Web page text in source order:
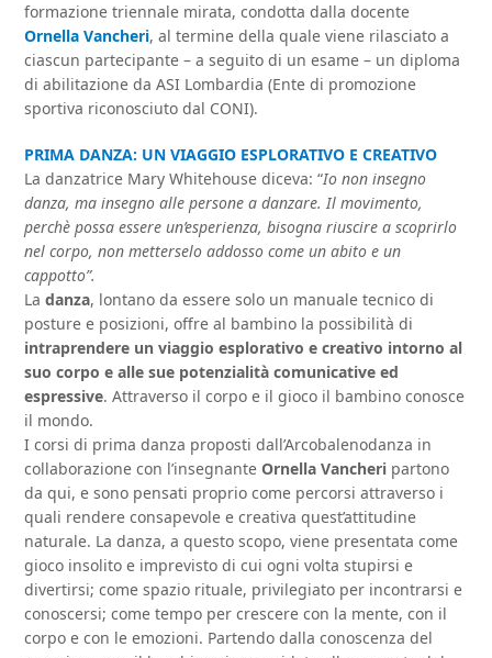
formazione triennale mirata, condotta dalla docente
Ornella Vancheri, al termine della quale viene rilasciato a
ciascun partecipante – a seguito di un esame – un diploma
di abilitazione da ASI Lombardia (Ente di promozione
sportiva riconosciuto dal CONI).
PRIMA DANZA: UN VIAGGIO ESPLORATIVO E CREATIVO
La danzatrice Mary Whitehouse diceva: “Io non insegno
danza, ma insegno alle persone a danzare. Il movimento,
perchè possa essere un’esperienza, bisogna riuscire a scoprirlo
nel corpo, non metterselo addosso come un abito e un
cappotto”.
Ladanza, lontano da essere solo un manuale tecnico di
posture e posizioni, offre al bambino la possibilità di
intraprendere un viaggio esplorativo e creativo intorno al
suo corpo e alle sue potenzialità comunicative ed
espressive. Attraverso il corpo e il gioco il bambino conosce
il mondo.
I corsi di prima danza proposti dall’Arcobalenodanza in
collaborazione con l’insegnante Ornella Vancheri partono
da qui, e sono pensati proprio come percorsi attraverso i
quali rendere consapevole e creativa quest’attitudine
naturale. La danza, a questo scopo, viene presentata come
gioco insolito e imprevisto di cui ogni volta stupirsi e
divertirsi; come spazio rituale, privilegiato per incontrarsi e
conoscersi; come tempo per crescere con la mente, con il
corpo e con le emozioni. Partendo dalla conoscenza del